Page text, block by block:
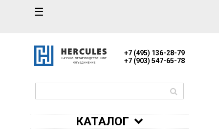
☰
+7 (495) 136-28-79
+7 (903) 547-65-78
КАТАЛОГ